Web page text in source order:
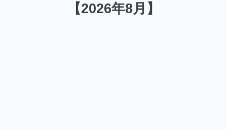
【2026年8月】